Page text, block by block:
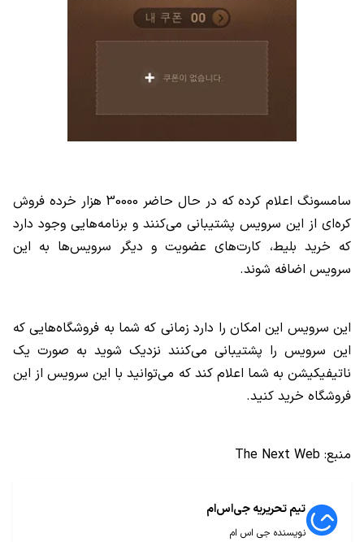
سامسونگ اعلام کرده که در حال حاضر 30000 هزار خرده فروش
کره‌ای از این سرویس پشتیبانی می‌کنند و برنامه‌هایی وجود دارد
که خرید بلیط، کارت‌های عضویت و دیگر سرویس‌ها به این
سرویس اضافه شوند.
این سرویس این امکان را دارد زمانی که شما به فروشگاه‌هایی که
این سرویس را پشتیبانی می‌کنند نزدیک شوید به صورت یک
ناتیفیکیشن به شما اعلام کند که می‌توانید با این سرویس از این
فروشگاه خرید کنید.
منبع: The Next Web
تیم تحریریه جی‌اس‌ام
نویسنده جی اس ام